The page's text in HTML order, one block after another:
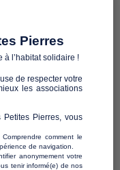
DE LA
Pierres
à l’habitat solidaire !
de respecter votre
les associations
Pierres, vous
Comprendre comment le
de navigation.
anonymement votre
tenir informé(e) de nos